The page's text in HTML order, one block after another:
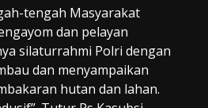
tengah Masyarakat
dan pelayan
silaturrahmi Polri dengan
dan menyampaikan
hutan dan lahan.